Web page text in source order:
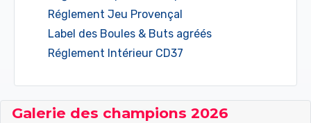
Galerie des champions 2026
Réglement Jeu Provençal
Label des Boules & Buts agréés
Réglement Intérieur CD37